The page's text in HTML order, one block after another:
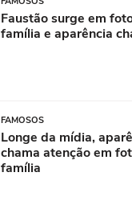
Faustão surge em
família e aparência
FAMOSOS
Longe da mídia,
chama atenção em
família